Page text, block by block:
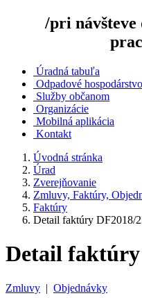
/pri
Úradná tabuľa
Odpadové hospodárstvo
Služby občanom
Organizácie
Mobilná aplikácia
Kontakt
Úvodná stránka
Úrad
Zverejňovanie
Zmluvy, Faktúry,
Faktúry
Detail faktúry DF2018/
Detail faktúry
Zmluvy | Objednávky